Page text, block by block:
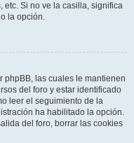
etc. Si no ve la casilla, significa
la opción.
phpBB, las cuales le mantienen
del foro y estar identificado
leer el seguimiento de la
ha habilitado la opción.
del foro, borrar las cookies